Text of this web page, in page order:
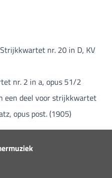
nr. 20 in D, KV
nr. 2 in a, opus 51/2
een deel voor strijkkwartet
opus post. (1905)